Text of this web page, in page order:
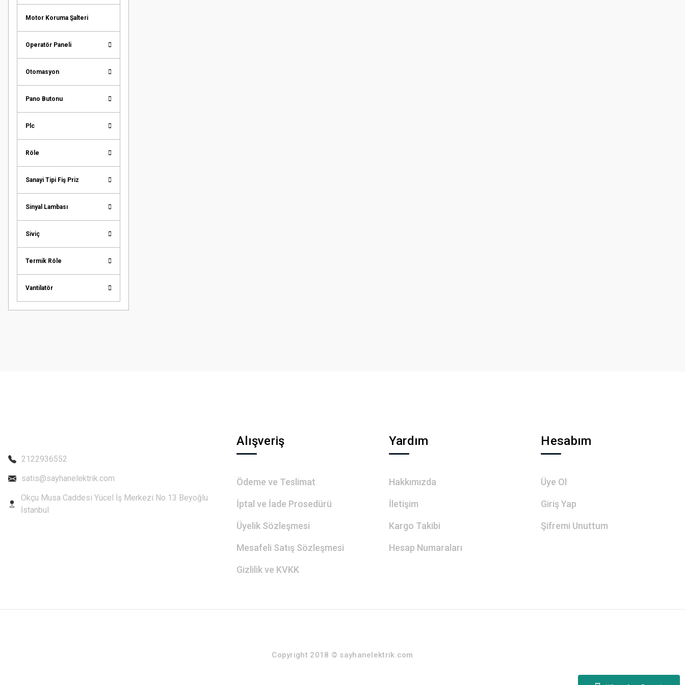
Motor Koruma Şalteri
Operatör Paneli
Otomasyon
Pano Butonu
Plc
Röle
Sanayi Tipi Fiş Priz
Sinyal Lambası
Siviç
Termik Röle
Vantilatör
2122936552
satis@sayhanelektrik.com
Okçu Musa Caddesi Yücel İş Merkezi No 13 Beyoğlu
İstanbul
Alışveriş
Ödeme ve Teslimat
İptal ve İade Prosedürü
Üyelik Sözleşmesi
Mesafeli Satış Sözleşmesi
Gizlilik ve KVKK
Yardım
Hakkımızda
İletişim
Kargo Takibi
Hesap Numaraları
Hesabım
Üye Ol
Giriş Yap
Şifremi Unuttum
Copyright 2018 © sayhanelektrik.com